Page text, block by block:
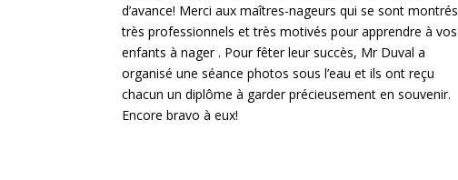
d’avance! Merci aux maîtres-nageurs qui se sont montrés
très professionnels et très motivés pour apprendre à vos
enfants à nager . Pour fêter leur succès, Mr Duval a
organisé une séance photos sous l’eau et ils ont reçu
chacun un diplôme à garder précieusement en souvenir.
Encore bravo à eux!